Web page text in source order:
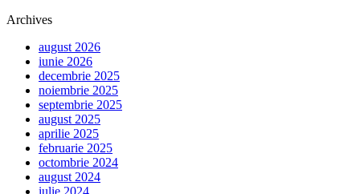
Archives
august 2026
iunie 2026
decembrie 2025
noiembrie 2025
septembrie 2025
august 2025
aprilie 2025
februarie 2025
octombrie 2024
august 2024
iulie 2024